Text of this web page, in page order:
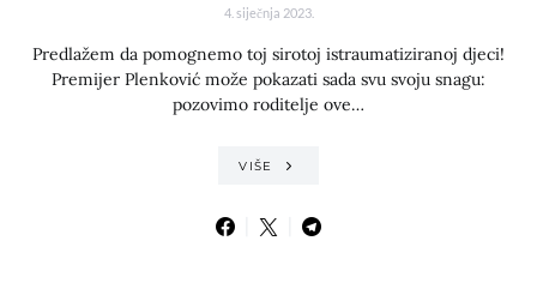
4. siječnja 2023.
Predlažem da pomognemo toj sirotoj istraumatiziranoj djeci!
Premijer Plenković može pokazati sada svu svoju snagu:
pozovimo roditelje ove…
VIŠE